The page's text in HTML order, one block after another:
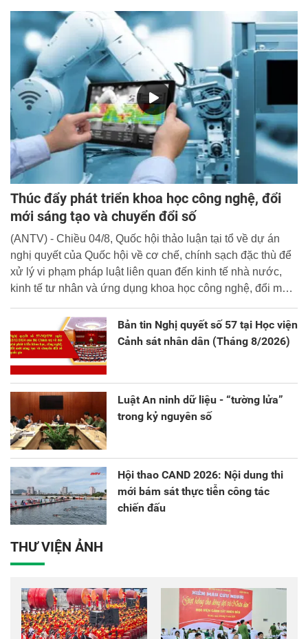
Thúc đẩy phát triển khoa học công nghệ, đổi
mới sáng tạo và chuyển đổi số
(ANTV) - Chiều 04/8, Quốc hội thảo luận tại tổ về dự án
nghị quyết của Quốc hội về cơ chế, chính sạch đặc thù để
xử lý vi phạm pháp luật liên quan đến kinh tế nhà nước,
kinh tế tư nhân và ứng dụng khoa học công nghệ, đổi mới
Bản tin Nghị quyết số 57 tại Học viện
Cảnh sát nhân dân (Tháng 8/2026)
Luật An ninh dữ liệu - “tường lửa”
trong kỷ nguyên số
Hội thao CAND 2026: Nội dung thi
mới bám sát thực tiễn công tác
chiến đấu
THƯ VIỆN ẢNH